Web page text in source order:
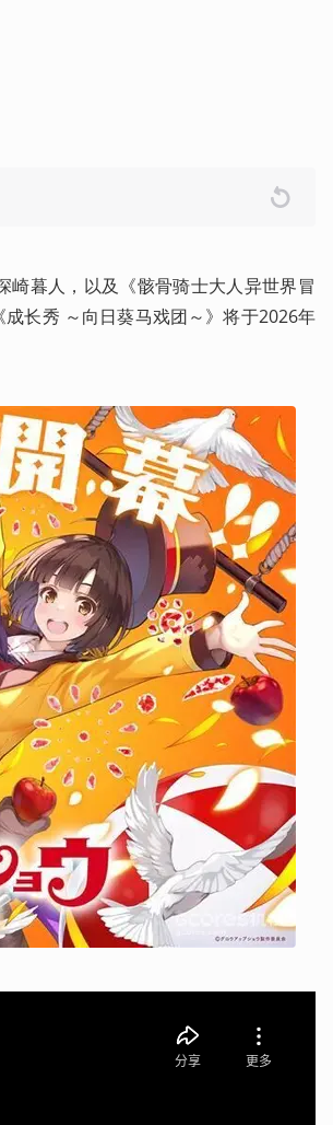
崎暮人，以及《骸骨骑士大人异世界冒
长秀 ～向日葵马戏团～》将于2026年